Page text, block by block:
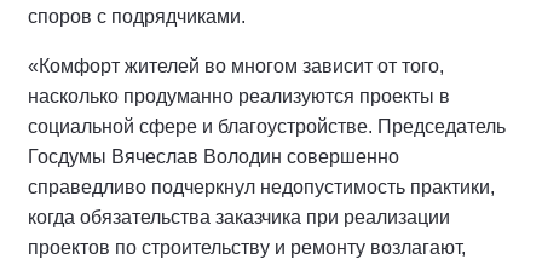
споров с подрядчиками.
«Комфорт жителей во многом зависит от того,
насколько продуманно реализуются проекты в
социальной сфере и благоустройстве. Председатель
Госдумы Вячеслав Володин совершенно
справедливо подчеркнул недопустимость практики,
когда обязательства заказчика при реализации
проектов по строительству и ремонту возлагают,